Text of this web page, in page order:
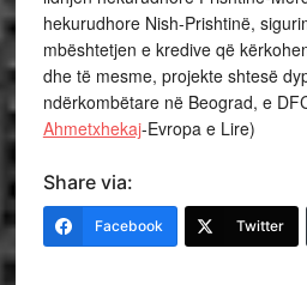
hekurudhore Nish-Prishtinë,
mbështetjen e kredive që
dhe të mesme, projekte shtesë
ndërkombëtare në Beograd, e
Ahmetxhekaj-Evropa e Lire)
Share via:
Facebook Twitter